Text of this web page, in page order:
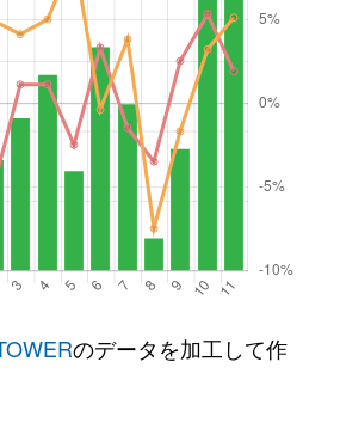
のデータを加工して作